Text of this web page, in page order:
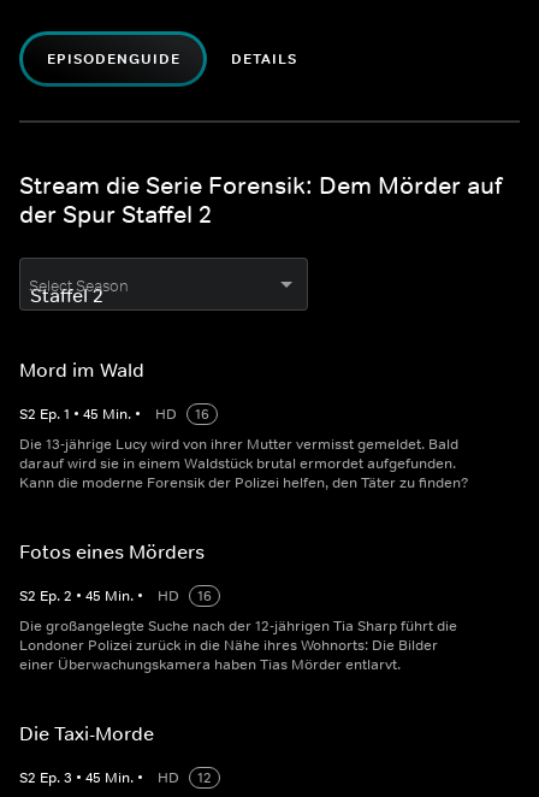
EPISODENGUIDE DETAILS
Stream die Serie Forensik: Dem Mörder auf
der Spur Staffel 2
Select Season
Mord im Wald
S2 Ep.1 • 45 Min. • HD
16
Die 13-jährige Lucy wird von ihrer Mutter vermisst gemeldet. Bald
darauf wird sie in einem Waldstück brutal ermordet aufgefunden.
Kann die moderne Forensik der Polizei helfen, den Täter zu finden?
Fotos eines Mörders
S2 Ep.2 • 45 Min. • HD
16
Die großangelegte Suche nach der 12-jährigen Tia Sharp führt die
Londoner Polizei zurück in die Nähe ihres Wohnorts: Die Bilder
einer Überwachungskamera haben Tias Mörder entlarvt.
Die Taxi-Morde
S2 Ep.3 • 45 Min. • HD
12